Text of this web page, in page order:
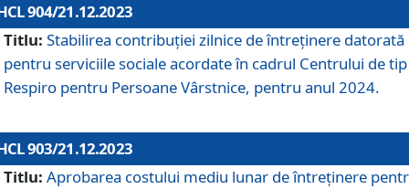
904/21.12.2023
Titlu: Stabilirea contribuţiei zilnice de întreținere datorată
pentru serviciile sociale acordate în cadrul Centrului de tip
Respiro pentru Persoane Vârstnice, pentru anul 2024.
903/21.12.2023
Titlu: Aprobarea costului mediu lunar de întreţinere